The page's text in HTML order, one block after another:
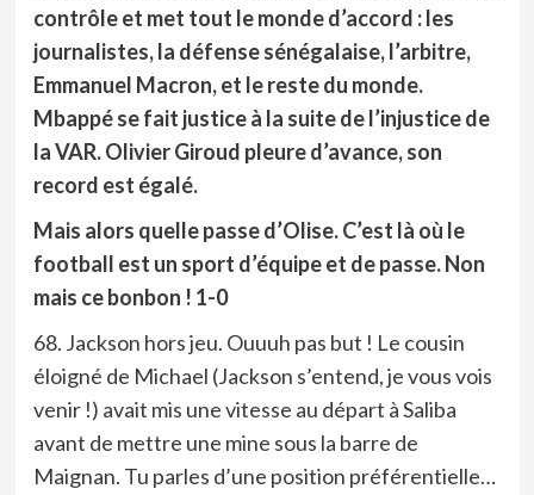
contrôle et met tout le monde d’accord : les
journalistes, la défense sénégalaise, l’arbitre,
Emmanuel Macron, et le reste du monde.
Mbappé se fait justice à la suite de l’injustice de
la VAR. Olivier Giroud pleure d’avance, son
record est égalé.
Mais alors quelle passe d’Olise. C’est là où le
football est un sport d’équipe et de passe. Non
mais ce bonbon ! 1-0
68. Jackson hors jeu. Ouuuh pas but ! Le cousin
éloigné de Michael (Jackson s’entend, je vous vois
venir !) avait mis une vitesse au départ à Saliba
avant de mettre une mine sous la barre de
Maignan. Tu parles d’une position préférentielle…